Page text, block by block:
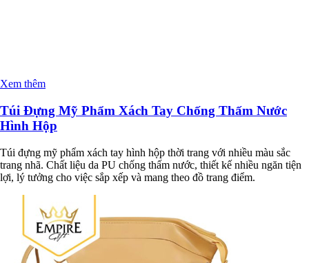
Xem thêm
Túi Đựng Mỹ Phẩm Xách Tay Chống Thấm Nước
Hình Hộp
Túi đựng mỹ phẩm xách tay hình hộp thời trang với nhiều màu sắc
trang nhã. Chất liệu da PU chống thấm nước, thiết kế nhiều ngăn tiện
lợi, lý tưởng cho việc sắp xếp và mang theo đồ trang điểm.